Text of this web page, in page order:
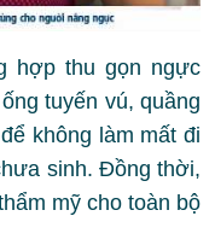
hợp thu gọn ngực
tuyến vú, quầng
không làm mất đi
sinh. Đồng thời,
mỹ cho toàn bộ